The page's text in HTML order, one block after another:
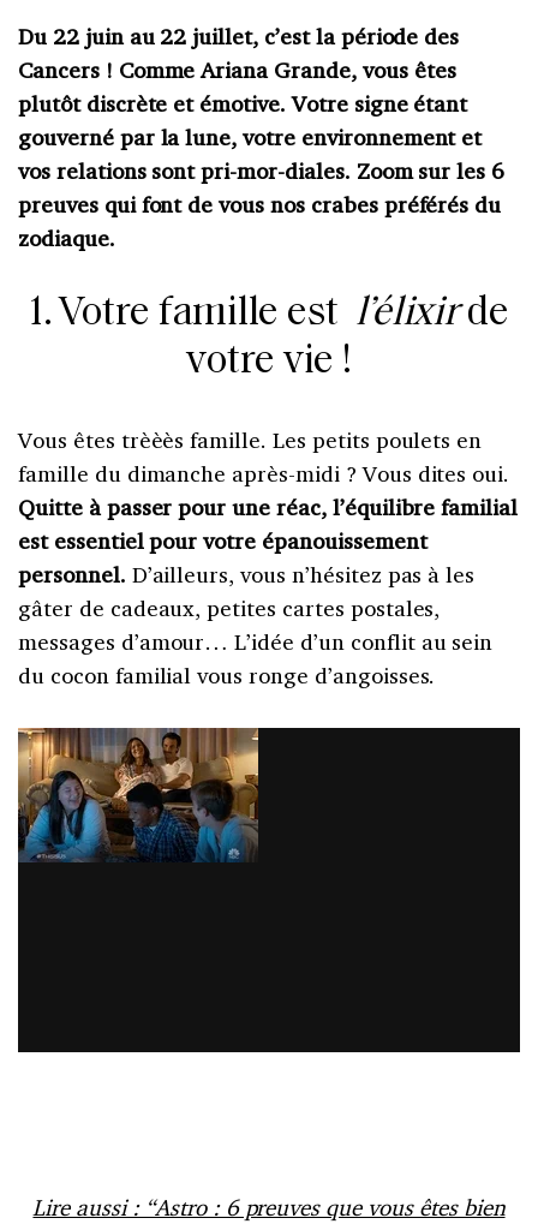
Du 22 juin au 22 juillet, c’est la période des
Cancers ! Comme Ariana Grande, vous êtes
plutôt discrète et émotive. Votre signe étant
gouverné par la lune, votre environnement et
vos relations sont pri-mor-diales. Zoom sur les 6
preuves qui font de vous nos crabes préférés du
zodiaque.
1. Votre famille est l’élixirde
votre vie !
Vous êtes trèèès famille. Les petits poulets en
famille du dimanche après-midi ? Vous dites oui.
Quitte à passer pour une réac, l’équilibre familial
est essentiel pour votre épanouissement
personnel. D’ailleurs, vous n’hésitez pas à les
gâter de cadeaux, petites cartes postales,
messages d’amour… L’idée d’un conflit au sein
du cocon familial vous ronge d’angoisses.
Lire aussi : “Astro : 6 preuves que vous êtes bien